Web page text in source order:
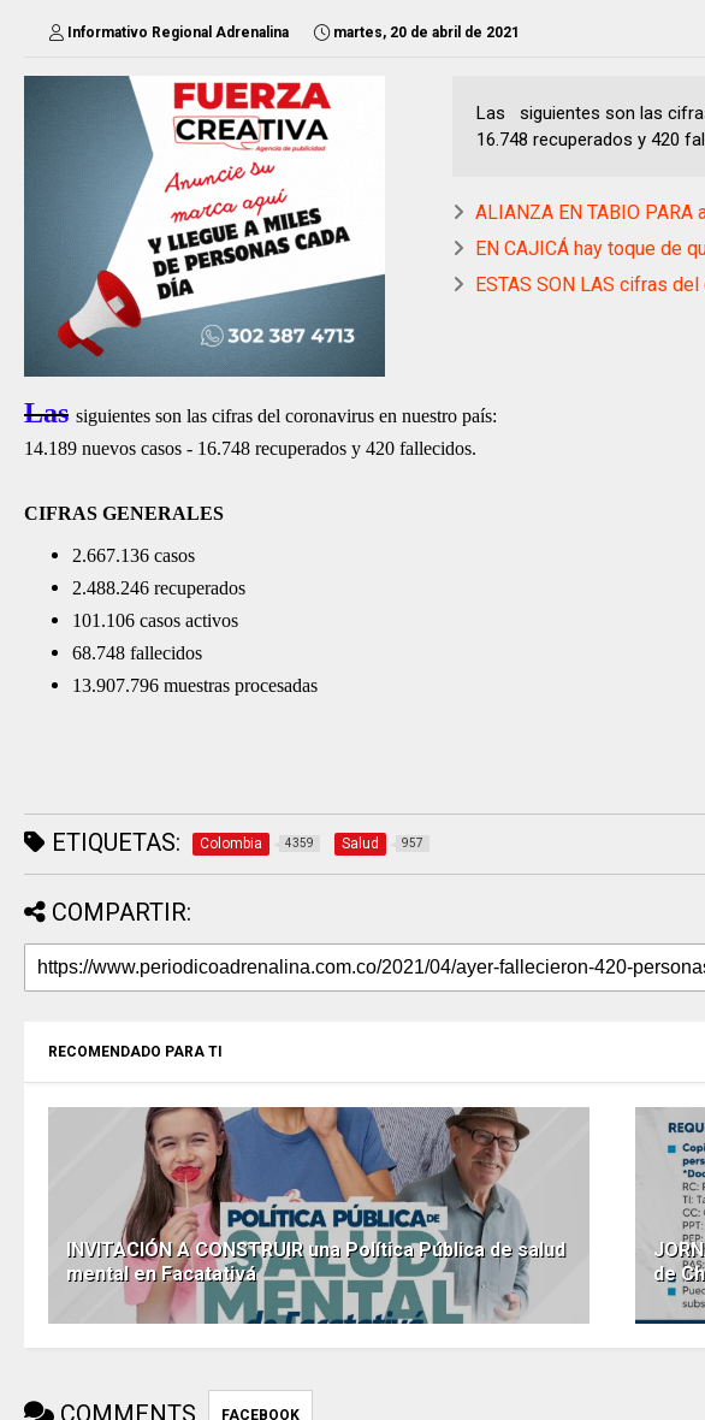
Informativo Regional Adrenalina martes, 20 de abril de 2021
Las siguientes son las
16.748 recuperados y 420
ALIANZA EN TABIO
EN CAJICÁ hay toque de
ESTAS SON LAS cifras
Las siguientes son las cifras del coronavirus en nuestro país:
14.189 nuevos casos - 16.748 recuperados y 420 fallecidos.
CIFRAS GENERALES
2.667.136 casos
2.488.246 recuperados
101.106 casos activos
68.748 fallecidos
13.907.796 muestras procesadas
ETIQUETAS: Colombia 4359 Salud 957
COMPARTIR:
RECOMENDADO PARA TI
INVITACIÓN A CONSTRUIR una Política Pública de salud
mental en Facatativá
de
FACEBOOK